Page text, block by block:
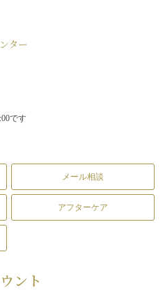
ター
です
メール相談
アフターケア
ント